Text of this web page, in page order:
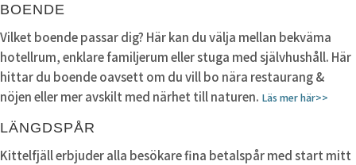
BOENDE
Vilket boende passar dig? Här kan du välja mellan bekväma
hotellrum, enklare familjerum eller stuga med självhushåll. Här
hittar du boende oavsett om du vill bo nära restaurang &
nöjen eller mer avskilt med närhet till naturen. Läs mer här>>
LÄNGDSPÅR
Kittelfjäll erbjuder alla besökare fina betalspår med start mitt